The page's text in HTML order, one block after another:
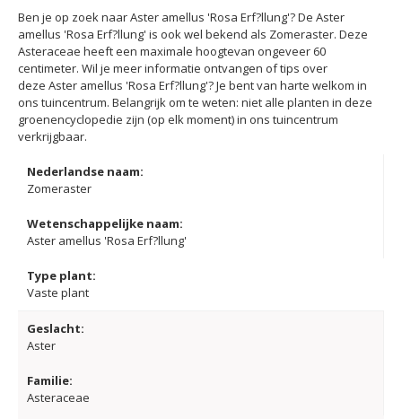
Ben je op zoek naar Aster amellus 'Rosa Erf?llung'? De Aster
amellus 'Rosa Erf?llung' is ook wel bekend als Zomeraster. Deze
Asteraceae heeft een maximale hoogtevan ongeveer 60
centimeter. Wil je meer informatie ontvangen of tips over
deze Aster amellus 'Rosa Erf?llung'? Je bent van harte welkom in
ons tuincentrum. Belangrijk om te weten: niet alle planten in deze
groenencyclopedie zijn (op elk moment) in ons tuincentrum
verkrijgbaar.
Nederlandse naam:
Zomeraster
Wetenschappelijke naam:
Aster amellus 'Rosa Erf?llung'
Type plant:
Vaste plant
Geslacht:
Aster
Familie:
Asteraceae